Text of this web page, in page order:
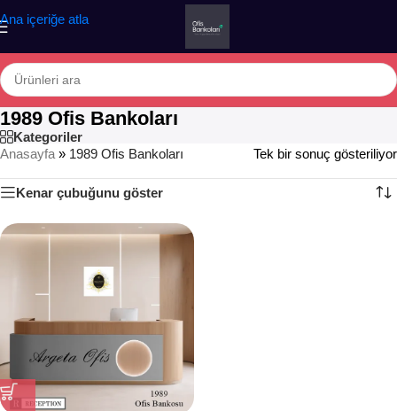
Ana içeriğe atla
1989 Ofis Bankoları
Kategoriler
Anasayfa » 1989 Ofis Bankoları Tek bir sonuç gösteriliyor
Kenar çubuğunu göster